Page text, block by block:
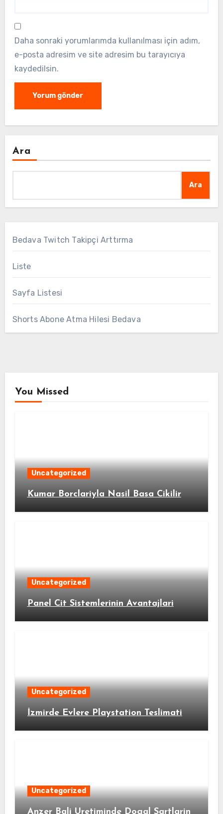
Daha sonraki yorumlarımda kullanılması için adım,
e-posta adresim ve site adresim bu tarayıcıya
kaydedilsin.
Ara
Ara
Bedava Twitch Takipçi Arttırma
Liste
Sayfa Listesi
Shorts Abone Atma Hilesi Bedava
You Missed
Uncategorized
Kumar Borclariyla Nasil Basa Cikilir
Uncategorized
Panel Cit Sistemlerinin Avantajlari
Uncategorized
İzmirde Evlere Playstation Teslimati
Uncategorized
Anzer Bali Uretiminde Dogal Sartlarin